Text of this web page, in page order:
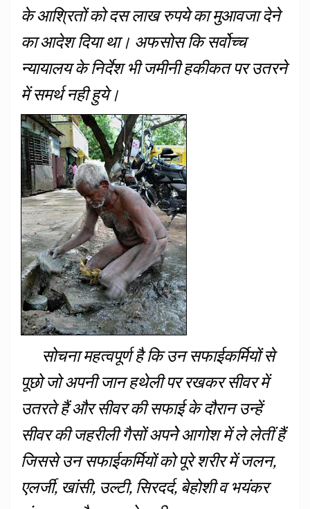
के आश्रितों को दस लाख रुपये का मुआवजा देने
का आदेश दिया था। अफसोस कि सर्वोच्च
न्यायालय के निर्देश भी जमीनी हकीकत पर उतरने
में समर्थ नही हुये।
सोचना महत्वपूर्ण है कि उन सफाईकर्मियों से
पूछो जो अपनी जान हथेली पर रखकर सीवर में
उतरते हैं और सीवर की सफाई के दौरान उन्हें
सीवर की जहरीली गैसों अपनेे आगोश में ले लेतीं हैं
जिससे उन सफाईकर्मियों को पूरे शरीर में जलन,
एलर्जी, खांसी, उल्टी, सिरदर्द, बेहोशी व भयंकर